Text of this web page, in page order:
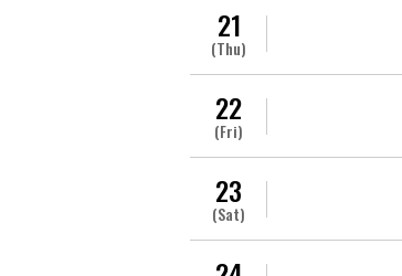
21
(Thu)
22
(Fri)
23
(Sat)